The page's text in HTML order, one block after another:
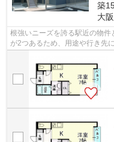
築
大
根強いニーズを誇る駅近の物
が2つあるため、用途や行き先